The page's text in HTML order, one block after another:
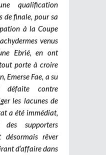
qualification
de finale, pour sa
à la Coupe
venus
Ebrié, en ont
porte à croire
Emerse Fae, a su
contre
les lacunes de
a été immédiat,
supporters
désormais rêver
d’affaire dans